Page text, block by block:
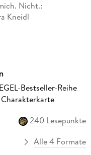
Bestseller-Reihe
240 Lesepunkte
Alle 4 Formate